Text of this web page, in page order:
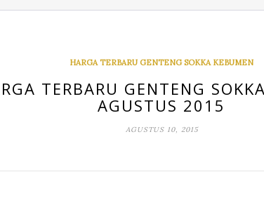
HARGA TERBARU GENTENG SOKKA KEBUMEN
TERBARU GENTENG
AGUSTUS 2015
AGUSTUS 10, 2015